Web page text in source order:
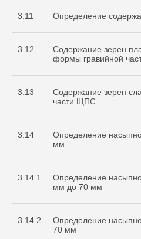
3.11 Определение
3.12
Содержание зерен
формы гравийной
3.13
Содержание зерен
части ЩПС
3.14
Определение
мм
3.14.1
Определение
мм до 70 мм
3.14.2
Определение
70 мм